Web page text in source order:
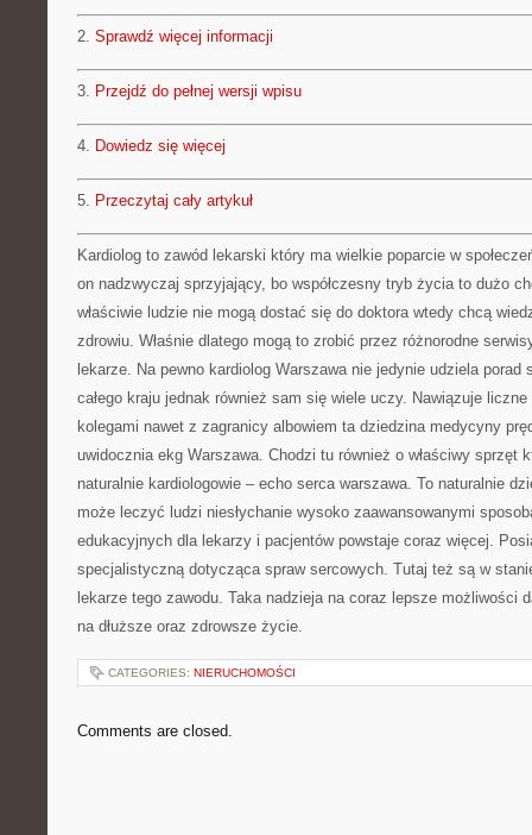
2. Sprawdź więcej informacji
3. Przejdź do pełnej wersji wpisu
4. Dowiedz się więcej
5. Przeczytaj cały artykuł
Kardiolog to zawód lekarski który ma wielkie poparcie w
on nadzwyczaj sprzyjający, bo współczesny tryb życia to dużo
właściwie ludzie nie mogą dostać się do doktora wtedy chcą
zdrowiu. Właśnie dlatego mogą to zrobić przez różnorodne
lekarze. Na pewno kardiolog Warszawa nie jedynie udziela porad
całego kraju jednak również sam się wiele uczy. Nawiązuje
kolegami nawet z zagranicy albowiem ta dziedzina medycyny
uwidocznia ekg Warszawa. Chodzi tu również o właściwy sprzęt
naturalnie kardiologowie – echo serca warszawa. To naturalnie
może leczyć ludzi niesłychanie wysoko zaawansowanymi
edukacyjnych dla lekarzy i pacjentów powstaje coraz więcej.
specjalistyczną dotycząca spraw sercowych. Tutaj też są w
lekarze tego zawodu. Taka nadzieja na coraz lepsze możliwości
na dłuższe oraz zdrowsze życie.
CATEGORIES: NIERUCHOMOŚCI
Comments are closed.